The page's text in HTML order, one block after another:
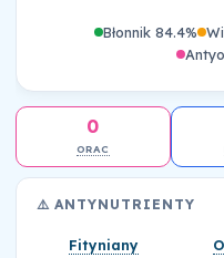
Błonnik 84.4%
0
ORAC
⚠️ ANTYNUTRIENTY
Fityniany